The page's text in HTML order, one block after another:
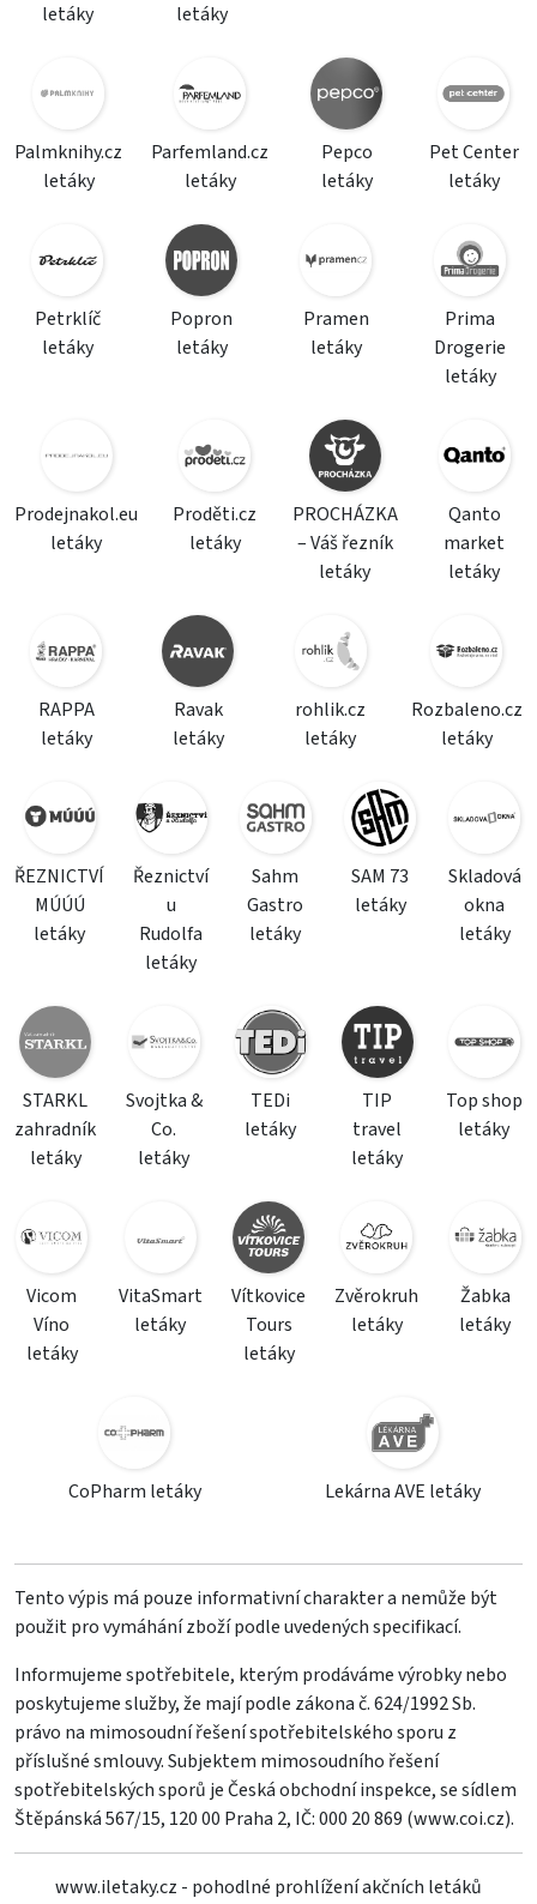
letáky
letáky
Palmknihy.cz
letáky
Parfemland.cz
letáky
Pepco
letáky
Pet Center
letáky
Petrklíč
letáky
Popron
letáky
Pramen
letáky
Prima
Drogerie
letáky
Prodejnakol.eu
letáky
Proděti.cz
letáky
PROCHÁZKA
– Váš řezník
letáky
Qanto
market
letáky
RAPPA
letáky
Ravak
letáky
rohlik.cz
letáky
Rozbaleno.cz
letáky
ŘEZNICTVÍ
MÚÚÚ
letáky
Řeznictví
u
Rudolfa
letáky
Sahm
Gastro
letáky
SAM 73
letáky
Skladová
okna
letáky
STARKL
zahradník
letáky
Svojtka &
Co.
letáky
TEDi
letáky
TIP
travel
letáky
Top shop
letáky
Vicom
Víno
letáky
VitaSmart
letáky
Vítkovice
Tours
letáky
Zvěrokruh
letáky
Žabka
letáky
CoPharm letáky Lekárna AVE letáky
Tento výpis má pouze informativní charakter a nemůže být
použit pro vymáhání zboží podle uvedených specifikací.
Informujeme spotřebitele, kterým prodáváme výrobky nebo
poskytujeme služby, že mají podle zákona č. 624/1992 Sb.
právo na mimosoudní řešení spotřebitelského sporu z
příslušné smlouvy. Subjektem mimosoudního řešení
spotřebitelských sporů je Česká obchodní inspekce, se sídlem
Štěpánská 567/15, 120 00 Praha 2, IČ: 000 20 869 (www.coi.cz).
www.iletaky.cz - pohodlné prohlížení akčních letáků